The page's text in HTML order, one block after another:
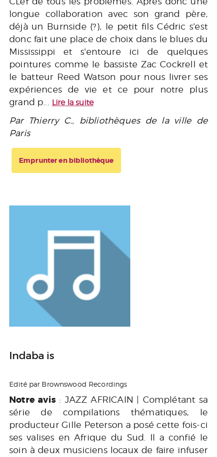
longue collaboration avec son grand père,
déjà un Burnside (?), le petit fils Cédric s'est
donc fait une place de choix dans le blues du
Mississippi et s'entoure ici de quelques
pointures comme le bassiste Zac Cockrell et
le batteur Reed Watson pour nous livrer ses
expériences de vie et ce pour notre plus
grand p...
Lire la suite
Par Thierry C., bibliothèques de la ville de
Paris
Emprunter en bibliothèque
Indaba is
Edité par Brownswood Recordings
Notre avis: JAZZ AFRICAIN | Complétant sa
série de compilations thématiques, le
producteur Gille Peterson a posé cette fois-ci
ses valises en Afrique du Sud. Il a confié le
soin à deux musiciens locaux de faire infuser